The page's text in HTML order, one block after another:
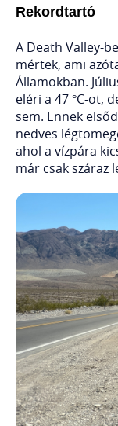
Rekordtartó
A Death Valley-
mértek, ami
Államokban.
eléri a 47 °C-ot,
sem. Ennek
nedves
ahol a vízpára
már csak száraz